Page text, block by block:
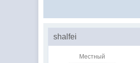
shalfei
Местный